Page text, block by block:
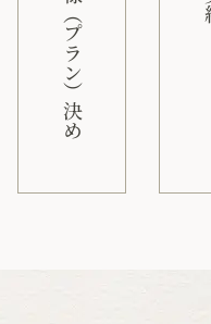
仕様（プラン）決め